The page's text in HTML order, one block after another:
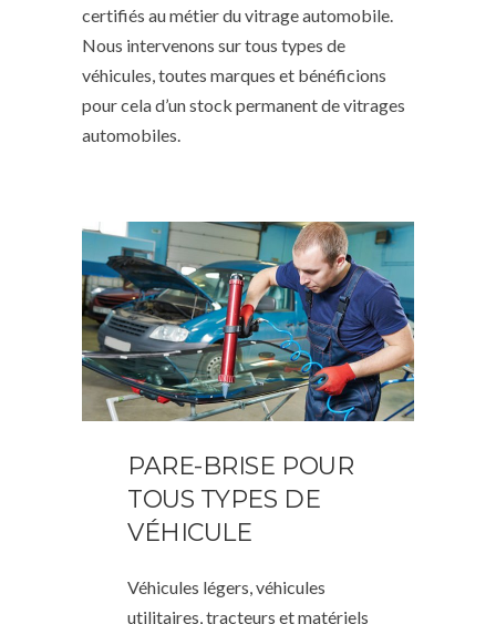
certifiés au métier du vitrage automobile.
Nous intervenons sur tous types de
véhicules, toutes marques et bénéficions
pour cela d’un stock permanent de vitrages
automobiles.
PARE-BRISE POUR
TOUS TYPES DE
VÉHICULE
Véhicules légers, véhicules
utilitaires, tracteurs et matériels